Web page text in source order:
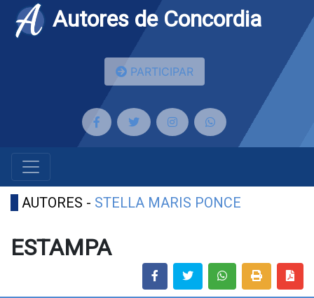
Autores de Concordia
PARTICIPAR
AUTORES - STELLA MARIS PONCE
ESTAMPA